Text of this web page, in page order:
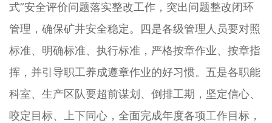
式”安全评价问题落实整改工作，突出问题整改闭环
管理，确保矿井安全稳定。四是各级管理人员要对照
标准、明确标准、执行标准，严格按章作业、按章指
挥，并引导职工养成遵章作业的好习惯。五是各职能
科室、生产区队要超前谋划、倒排工期，坚定信心、
咬定目标、上下同心，全面完成年度各项工作目标，